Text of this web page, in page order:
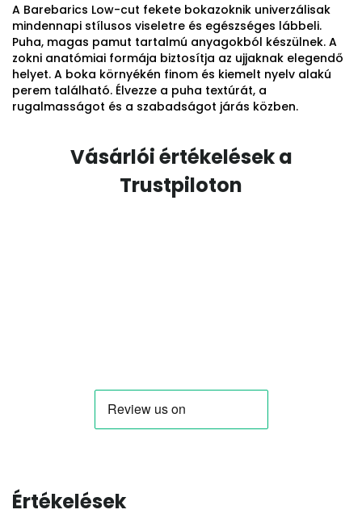
A Barebarics Low-cut fekete bokazoknik univerzálisak
mindennapi stílusos viseletre és egészséges lábbeli.
Puha, magas pamut tartalmú anyagokból készülnek. A
zokni anatómiai formája biztosítja az ujjaknak elegendő
helyet. A boka környékén finom és kiemelt nyelv alakú
perem található. Élvezze a puha textúrát, a
rugalmasságot és a szabadságot járás közben.
Vásárlói értékelések a
Trustpiloton
Értékelések